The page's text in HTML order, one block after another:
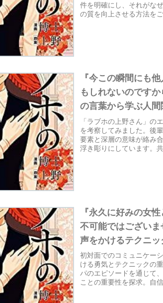
件を明確にし、それがな
の質を向上させる方法を
『今この瞬間にも
もしれないのです
の言葉から学ぶ人
「ラブホの上野さん」の
を考察してみました。後
要素と深層の意味が絡み
浮き彫りにしています。
『永久に好みの女
不可能ではござい
声をかけるテクニ
する重要性とは
初対面でのコミュニケー
ける勇気とテクニックの
パのエピソードを通じて
ことの重要性を探求。自